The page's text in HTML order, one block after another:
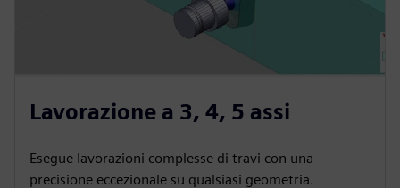
Lavorazione a 3, 4, 5 assi
Esegue lavorazioni complesse di travi con una
precisione eccezionale su qualsiasi geometria.